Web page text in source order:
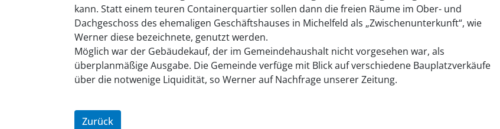
kann. Statt einem teuren Containerquartier sollen dann die freien Räume im Ober- und
Dachgeschoss des ehemaligen Geschäftshauses in Michelfeld als „Zwischenunterkunft“, wie
Werner diese bezeichnete, genutzt werden.
Möglich war der Gebäudekauf, der im Gemeindehaushalt nicht vorgesehen war, als
überplanmäßige Ausgabe. Die Gemeinde verfüge mit Blick auf verschiedene Bauplatzverkäufe
über die notwenige Liquidität, so Werner auf Nachfrage unserer Zeitung.
Zurück